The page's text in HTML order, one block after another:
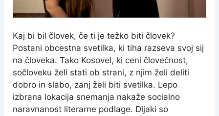
Kaj bi bil človek, če ti je težko biti človek?
Postani obcestna svetilka, ki tiha razseva svoj sij
na človeka. Tako Kosovel, ki ceni človečnost,
sočloveku želi stati ob strani, z njim želi deliti
dobro in slabo, zanj želi biti svetilka. Lepo
izbrana lokacija snemanja nakaže socialno
naravnanost literarne podlage. Dijaki so